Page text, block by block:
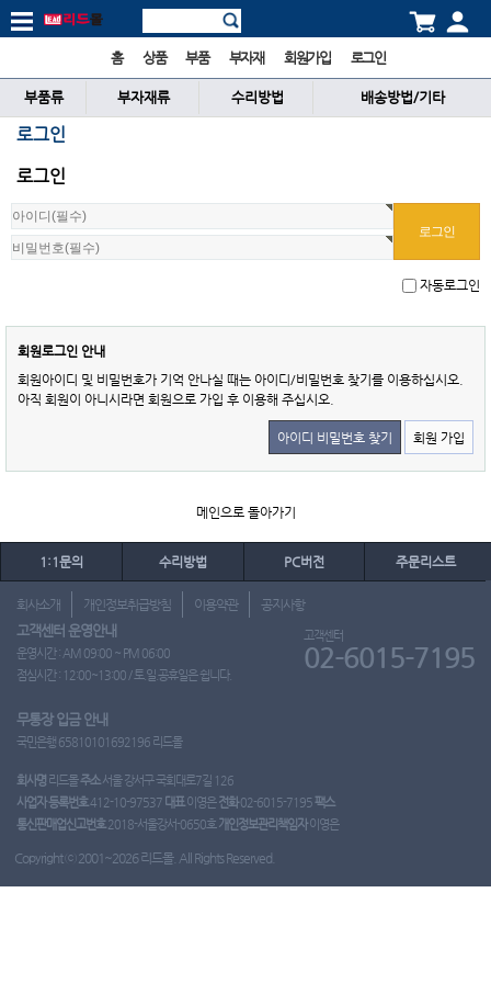
홈 상품 부품 부자재 회원가입 로그인
부품류 부자재류 수리방법 배송방법/기타
로그인
로그인
자동로그인
회원로그인 안내
회원아이디 및 비밀번호가 기억 안나실 때는 아이디/비밀번호 찾기를 이용하십시오.
아직 회원이 아니시라면 회원으로 가입 후 이용해 주십시오.
아이디 비밀번호 찾기 회원 가입
메인으로 돌아가기
1:1문의 수리방법 PC버전 주문리스트
회사소개 개인정보취급방침 이용약관 공지사항
고객센터 운영안내
운영시간 : AM 09:00 ~ PM 06:00
점심시간 : 12:00~13:00 / 토.일.공휴일은 쉽니다.
고객센터
02-6015-7195
무통장 입금 안내
국민은행 65810101692196 리드몰
회사명 리드몰주소서울 강서구 국회대로7길 126
사업자 등록번호412-10-97537 대표이영은 전화02-6015-7195팩스
통신판매업신고번호2018-서울강서-0650호 개인정보관리책임자이영은
Copyright ⓒ 2001~2026 리드몰. All Rights Reserved.